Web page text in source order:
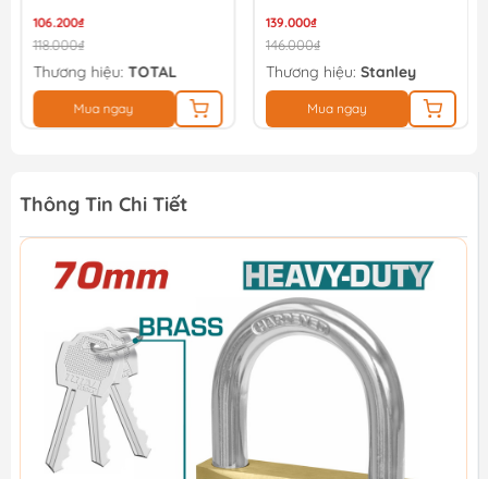
106.200₫
118.000₫
Thương hiệu: TOTAL
Mua ngay
139.000₫
146.000₫
Thương hiệu: Stanley
Mua ngay
Thông Tin Chi Tiết